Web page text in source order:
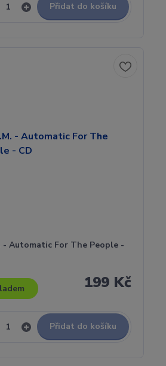
Přidat do košíku
- Automatic For The People -
199 Kč
Přidat do košíku